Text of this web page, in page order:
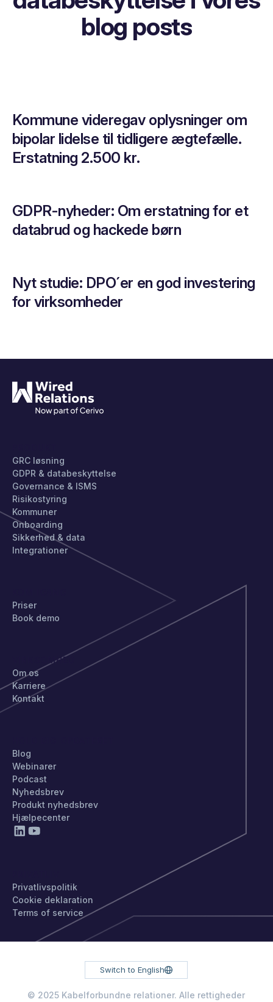
blog posts
Kommune videregav oplysninger om
bipolar lidelse til tidligere ægtefælle.
Erstatning 2.500 kr.
GDPR-nyheder: Om erstatning for et
databrud og hackede børn
Nyt studie: DPO´er en god investering
for virksomheder
GRC løsning
GDPR & databeskyttelse
Governance & ISMS
Risikostyring
Kommuner
Onboarding
Sikkerhed & data
Integrationer
Priser
Book demo
VIRKSOMHED
Om os
Karriere
Kontakt
Blog
Webinarer
Podcast
Nyhedsbrev
Produkt nyhedsbrev
Hjælpecenter
Privatlivspolitik
Cookie deklaration
Terms of service
Switch to English
© 2025 Kabelforbundne relationer. Alle rettigheder